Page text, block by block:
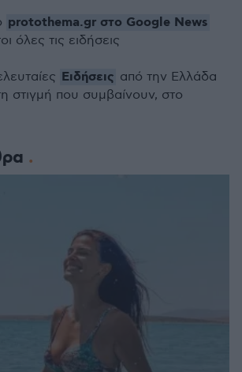
protothema.gr στο Google News
όλες τις ειδήσεις
Ειδήσεις από την Ελλάδα
στιγμή που συμβαίνουν, στο